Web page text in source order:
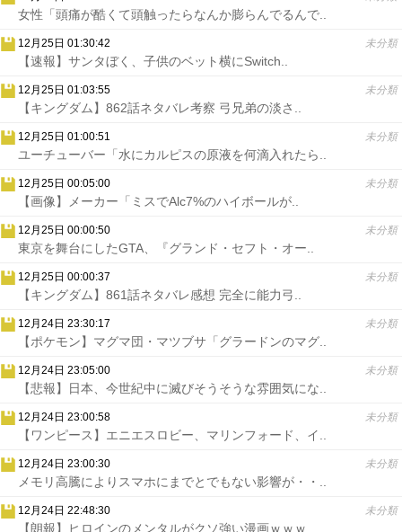
女性「頭痛が酷くて頭触ったらなんか膨らんでるんで..
12月25日 01:30:42 未分類
【速報】サンタぼく、子供のベット横にSwitch..
12月25日 01:03:55 未分類
【キングダム】862話ネタバレ考察 弓兄弟の淡さ..
12月25日 01:00:51 未分類
ユーチューバー「水にカルピスの原液を何滴入れたら..
12月25日 00:05:00 未分類
【画像】メーカー「ミスでAlc7%のハイボールが..
12月25日 00:00:50 未分類
東京を舞台にしたGTA、『グランド・セフト・オー..
12月25日 00:00:37 未分類
【キングダム】861話ネタバレ感想 完全に能力弓..
12月24日 23:30:17 未分類
【ポケモン】マグマ団・マツブサ「グラードンのマグ..
12月24日 23:05:00 未分類
【悲報】日本、今世紀中に滅びそうそうな雰囲気にな..
12月24日 23:00:58 未分類
【ワンピース】エニエスロビー、マリンフォード、イ..
12月24日 23:00:30 未分類
メモリ高騰によりスマホにまでとでもない影響が・・..
12月24日 22:48:30 未分類
【朗報】ヒロインのメンタルがクソ強い漫画ｗｗｗ..